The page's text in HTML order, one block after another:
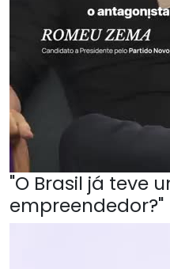
"O Brasil já teve
empreendedor?"